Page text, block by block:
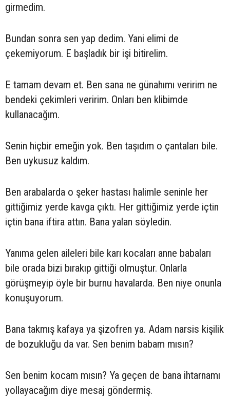
girmedim.
Bundan sonra sen yap dedim. Yani elimi de
çekemiyorum. E başladık bir işi bitirelim.
E tamam devam et. Ben sana ne günahımı veririm ne
bendeki çekimleri veririm. Onları ben klibimde
kullanacağım.
Senin hiçbir emeğin yok. Ben taşıdım o çantaları bile.
Ben uykusuz kaldım.
Ben arabalarda o şeker hastası halimle seninle her
gittiğimiz yerde kavga çıktı. Her gittiğimiz yerde içtin
içtin bana iftira attın. Bana yalan söyledin.
Yanıma gelen aileleri bile karı kocaları anne babaları
bile orada bizi bırakıp gittiği olmuştur. Onlarla
görüşmeyip öyle bir burnu havalarda. Ben niye onunla
konuşuyorum.
Bana takmış kafaya ya şizofren ya. Adam narsis kişilik
de bozukluğu da var. Sen benim babam mısın?
Sen benim kocam mısın? Ya geçen de bana ihtarnamı
yollayacağım diye mesaj göndermiş.